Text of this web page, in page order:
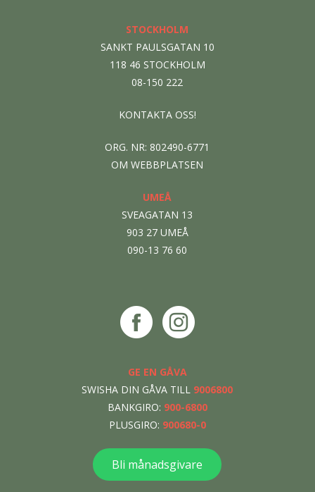
STOCKHOLM
SANKT PAULSGATAN 10
118 46 STOCKHOLM
08-150 222
KONTAKTA OSS!
ORG. NR: 802490-6771
OM WEBBPLATSEN
UMEÅ
SVEAGATAN 13
903 27 UMEÅ
090-13 76 60
GE EN GÅVA
SWISHA DIN GÅVA TILL 9006800
BANKGIRO: 900-6800
PLUSGIRO: 900680-0
Bli månadsgivare